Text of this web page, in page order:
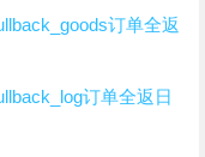
订单全返
订单全返日